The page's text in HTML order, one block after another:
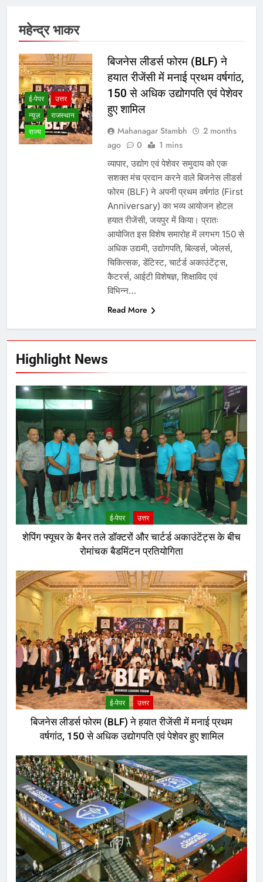
Highlight News
ई-पेपर उत्तर
शेपिंग फ्यूचर के बैनर तले डॉक्टरों और चार्टर्ड अकाउंटेंट्स के बीच
रोमांचक बैडमिंटन प्रतियोगिता
ई-पेपर उत्तर
बिजनेस लीडर्स फोरम (BLF) ने हयात रीजेंसी में मनाई प्रथम
वर्षगांठ, 150 से अधिक उद्योगपति एवं पेशेवर हुए शामिल
महेन्द्र भाकर
ई-पेपर
उत्तर
न्यूज़
राजस्थान
राज्य
बिजनेस लीडर्स फोरम (BLF) ने
हयात रीजेंसी में मनाई प्रथम वर्षगांठ,
150 से अधिक उद्योगपति एवं पेशेवर
हुए शामिल
Mahanagar Stambh
2 months
ago
0 1 mins
व्यापार, उद्योग एवं पेशेवर समुदाय को एक
सशक्त मंच प्रदान करने वाले बिजनेस लीडर्स
फोरम (BLF) ने अपनी प्रथम वर्षगांठ (First
Anniversary) का भव्य आयोजन होटल
हयात रीजेंसी, जयपुर में किया। प्रातः
आयोजित इस विशेष समारोह में लगभग 150 से
अधिक उद्यमी, उद्योगपति, बिल्डर्स, ज्वेलर्स,
चिकित्सक, डेंटिस्ट, चार्टर्ड अकाउंटेंट्स,
कैटरर्स, आईटी विशेषज्ञ, शिक्षाविद एवं
विभिन्न…
Read More